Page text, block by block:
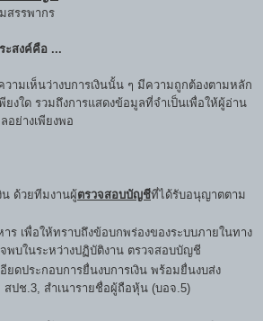
สรรพากร
ะสงค์คือ ...
ามเห็นว่างบการเงินนั้น ๆ มีความถูกต้องตามหลัก
งใด รวมถึงการแสดงข้อมูลที่จำเป็นเพื่อให้ผู้อ่าน
อย่างเพียงพอ
น ด้วยทีมงานผู้ตรวจสอบบัญชีที่ได้รับอนุญาตตาม
าร เพื่อให้ทราบถึงข้อบกพร่องของระบบภายในทาง
บในระหว่างปฏิบัติงาน ตรวจสอบบัญชี
ยดประกอบการยื่นงบการเงิน พร้อมยื่นงบส่ง
ปช.3, สำเนารายชื่อผู้ถือหุ้น (บอจ.5)